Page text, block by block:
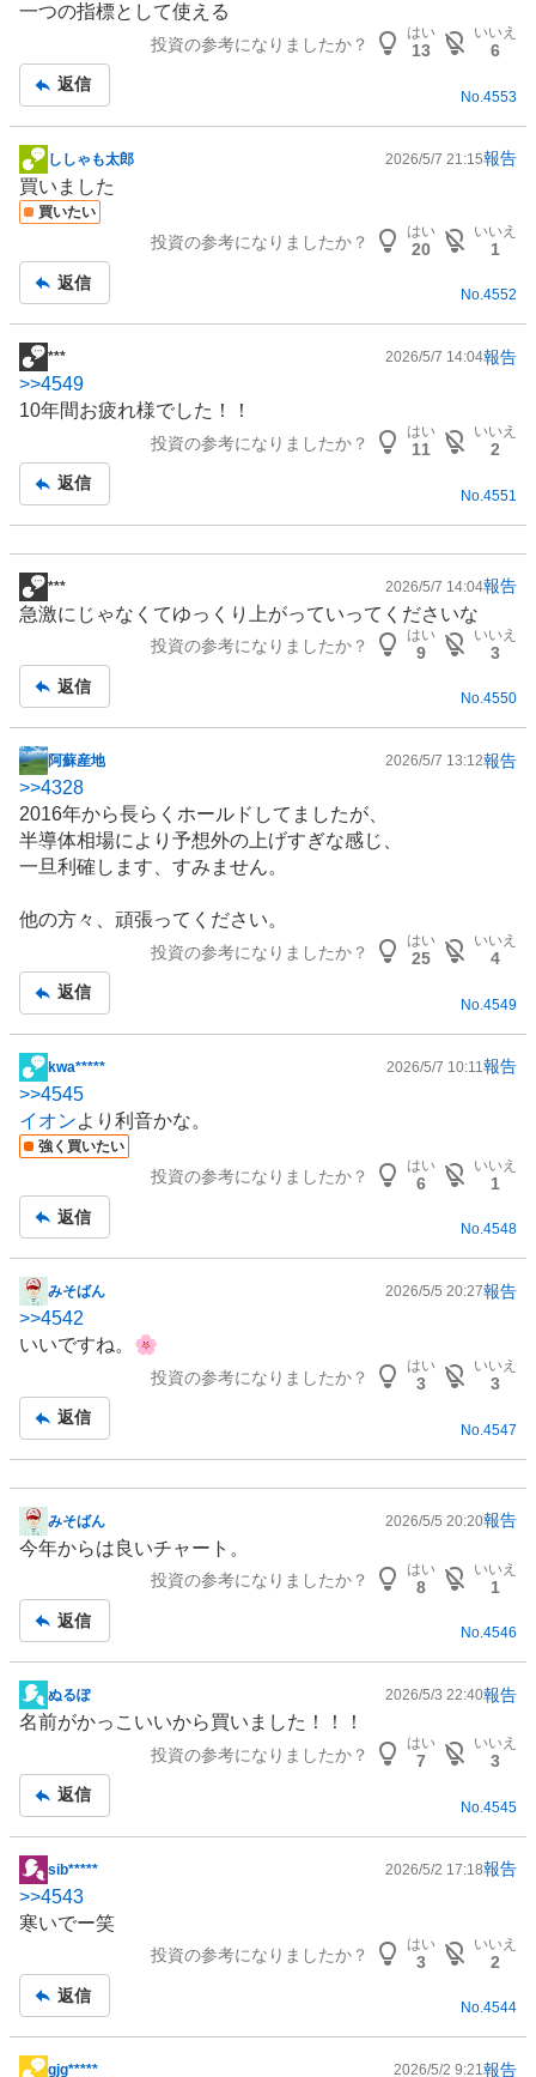
一つの指標として使える
投資の参考になりましたか？
はい
13
いいえ
6
返信
No. 4553
掲
示
板
ししゃも太郎 2026/5/7 21:15報告
買いました
買いたい
投資の参考になりましたか？
はい
20
いいえ
1
返信
No.4552
掲
示
板
*** 2026/5/7 14:04報告
>>4549
10年間お疲れ様でした！！
投資の参考になりましたか？
はい
11
いいえ
2
返信
No. 4551
掲
示
事
*** 2026/5/7 14:04報告
急激にじゃなくてゆっくり上がっていってくださいな
投資の参考になりましたか？
はい
9
いいえ
3
返信
No.4550
掲
示
板
記
阿蘇産地 2026/5/7 13:12報告
>>4328
2016年から長らくホールドしてましたが、
半導体相場により予想外の上げすぎな感じ、
一旦利確します、すみません。
他の方々、頑張ってください。
投資の参考になりましたか？
はい
25
いいえ
4
返信
No. 4549
掲
示
板
記
kwa***** 2026/5/7 10:11 報告
>>4545
イオンより利音かな。
強く買いたい
投資の参考になりましたか？
はい
6
いいえ
1
返信
No.4548
掲
示
板
みそばん 2026/5/5 20:27報告
>>4542
いいですね。🌸
投資の参考になりましたか？
はい
3
いいえ
3
返信
No. 4547
掲
示
事
みそばん 2026/5/5 20:20報告
今年からは良いチャート。
投資の参考になりましたか？
はい
8
いいえ
1
返信
No.4546
掲
示
事
ぬるぽ 2026/5/3 22:40報告
名前がかっこいいから買いました！！！
投資の参考になりましたか？
はい
7
いいえ
3
返信
No. 4545
掲
示
板
sib***** 2026/5/2 17:18報告
>>4543
寒いでー笑
投資の参考になりましたか？
はい
3
いいえ
2
返信
No.4544
gjg***** 2026/5/2 9:21報告